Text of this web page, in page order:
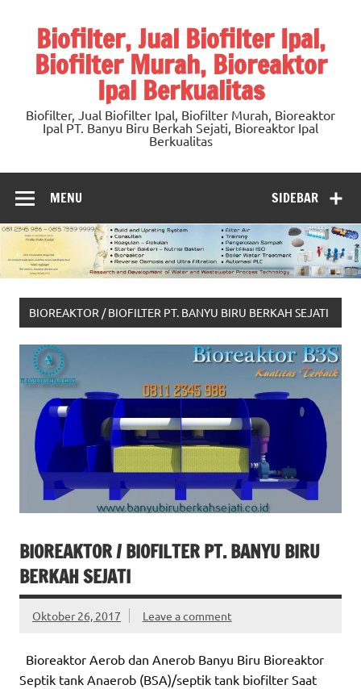
contentBiofilter, Jual Biofilter Ipal,
Biofilter Murah, Bioreaktor
Ipal Berkualitas
Biofilter, Jual Biofilter Ipal, Biofilter Murah, Bioreaktor
Ipal PT. Banyu Biru Berkah Sejati, Bioreaktor Ipal
Berkualitas
SIDEBAR
MENU
BIOREAKTOR / BIOFILTER PT. BANYU BIRU BERKAH SEJATI
BIOREAKTOR / BIOFILTER PT. BANYU BIRU
BERKAH SEJATI
Oktober 26, 2017 Leave a comment
Bioreaktor Aerob dan Anerob Banyu Biru Bioreaktor
Septik tank Anaerob (BSA)/septik tank biofilter Saat